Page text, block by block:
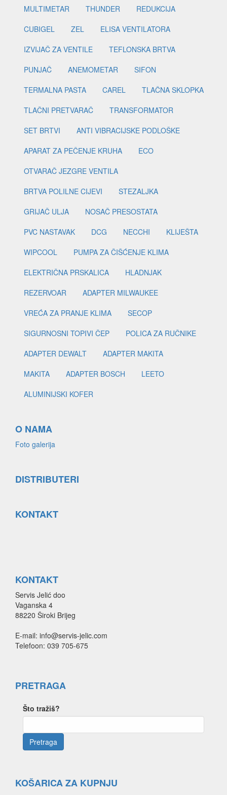
MULTIMETAR
THUNDER
REDUKCIJA
CUBIGEL
ZEL
ELISA VENTILATORA
IZVIJAČ ZA VENTILE
TEFLONSKA BRTVA
PUNJAČ
ANEMOMETAR
SIFON
TERMALNA PASTA
CAREL
TLAČNA SKLOPKA
TLAČNI PRETVARAČ
TRANSFORMATOR
SET BRTVI
ANTI VIBRACIJSKE PODLOŠKE
APARAT ZA PEČENJE KRUHA
ECO
OTVARAČ JEZGRE VENTILA
BRTVA POLILNE CIJEVI
STEZALJKA
GRIJAČ ULJA
NOSAČ PRESOSTATA
PVC NASTAVAK
DCG NECCHI
KLIJEŠTA
WIPCOOL
PUMPA ZA ČIŠĆENJE KLIMA
ELEKTRIČNA PRSKALICA
HLADNJAK
REZERVOAR
ADAPTER MILWAUKEE
VREĆA ZA PRANJE KLIMA
SECOP
SIGURNOSNI TOPIVI ČEP
POLICA ZA RUČNIKE
ADAPTER DEWALT
ADAPTER MAKITA
MAKITA
ADAPTER BOSCH
LEETO
ALUMINIJSKI KOFER
O NAMA
Foto galerija
DISTRIBUTERI
KONTAKT
KONTAKT
Servis Jelić doo
Vaganska 4
88220 Široki Brijeg
E-mail: info@servis-jelic.com
Telefoon: 039 705-675
PRETRAGA
Što tražiš?
KOŠARICA ZA KUPNJU